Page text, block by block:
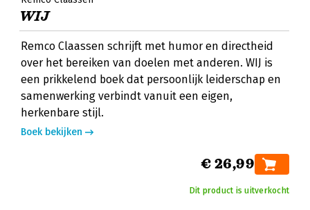
WIJ
Remco Claassen schrijft met humor en directheid
over het bereiken van doelen met anderen. WIJ is
een prikkelend boek dat persoonlijk leiderschap en
samenwerking verbindt vanuit een eigen,
herkenbare stijl.
Boek bekijken
€ 26,99
Dit product is uitverkocht